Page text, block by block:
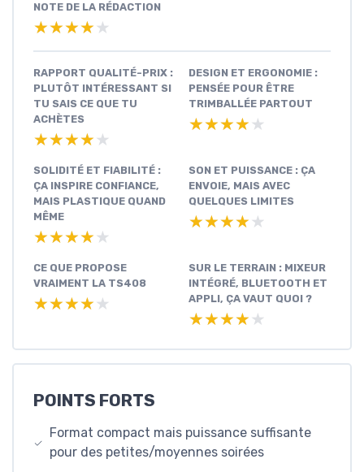
NOTE DE LA RÉDACTION
★★★★★
★★★★★
RAPPORT QUALITÉ-PRIX :
PLUTÔT INTÉRESSANT SI
TU SAIS CE QUE TU
ACHÈTES
★★★★★
★★★★★
DESIGN ET ERGONOMIE :
PENSÉE POUR ÊTRE
TRIMBALLÉE PARTOUT
★★★★★
★★★★★
SOLIDITÉ ET FIABILITÉ :
ÇA INSPIRE CONFIANCE,
MAIS PLASTIQUE QUAND
MÊME
★★★★★
★★★★★
SON ET PUISSANCE : ÇA
ENVOIE, MAIS AVEC
QUELQUES LIMITES
★★★★★
★★★★★
CE QUE PROPOSE
VRAIMENT LA TS408
★★★★★
★★★★★
SUR LE TERRAIN : MIXEUR
INTÉGRÉ, BLUETOOTH ET
APPLI, ÇA VAUT QUOI ?
★★★★★
★★★★★
POINTS FORTS
Format compact mais puissance suffisante
pour des petites/moyennes soirées